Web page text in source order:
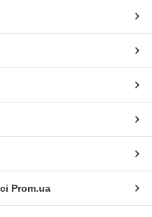
Prom.ua